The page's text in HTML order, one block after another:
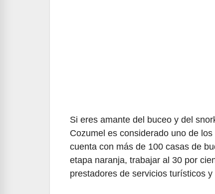
Si eres amante del buceo y del
Cozumel es considerado uno de
cuenta con más de 100 casas de
etapa naranja, trabajar al 30 por
prestadores de servicios turísticos